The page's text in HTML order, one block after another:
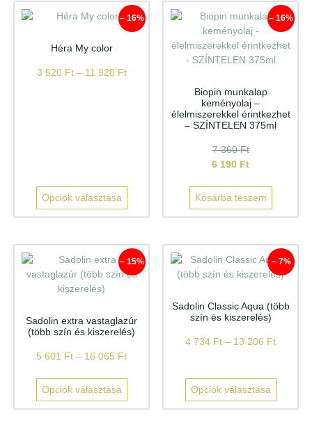
– 16%
Héra My color
3 520 Ft – 11 928 Ft
Opciók választása
– 16%
Biopin munkalap
keményolaj –
élelmiszerekkel érintkezhet
– SZÍNTELEN 375ml
7 360Ft
6 190 Ft
Kosárba teszem
– 15%
Sadolin extra vastaglazúr
(több szín és kiszerelés)
5 601 Ft – 16 065 Ft
Opciók választása
– 7%
Sadolin Classic Aqua (több
szín és kiszerelés)
4 734 Ft – 13 206 Ft
Opciók választása